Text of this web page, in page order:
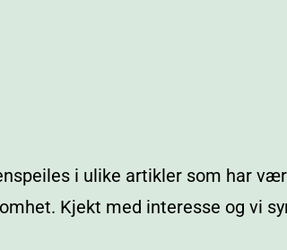
i ulike artikler som har
Kjekt med interesse og vi